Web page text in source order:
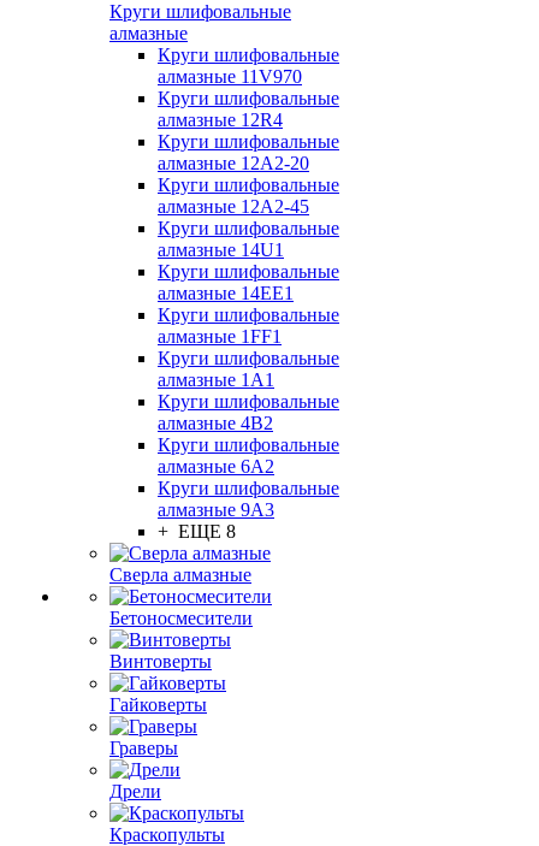
Круги шлифовальные
алмазные
Круги шлифовальные
алмазные 11V970
Круги шлифовальные
алмазные 12R4
Круги шлифовальные
алмазные 12А2-20
Круги шлифовальные
алмазные 12А2-45
Круги шлифовальные
алмазные 14U1
Круги шлифовальные
алмазные 14ЕЕ1
Круги шлифовальные
алмазные 1FF1
Круги шлифовальные
алмазные 1А1
Круги шлифовальные
алмазные 4В2
Круги шлифовальные
алмазные 6A2
Круги шлифовальные
алмазные 9А3
+ ЕЩЕ 8
Сверла алмазные
Бетоносмесители
Винтоверты
Гайковерты
Граверы
Дрели
Краскопульты